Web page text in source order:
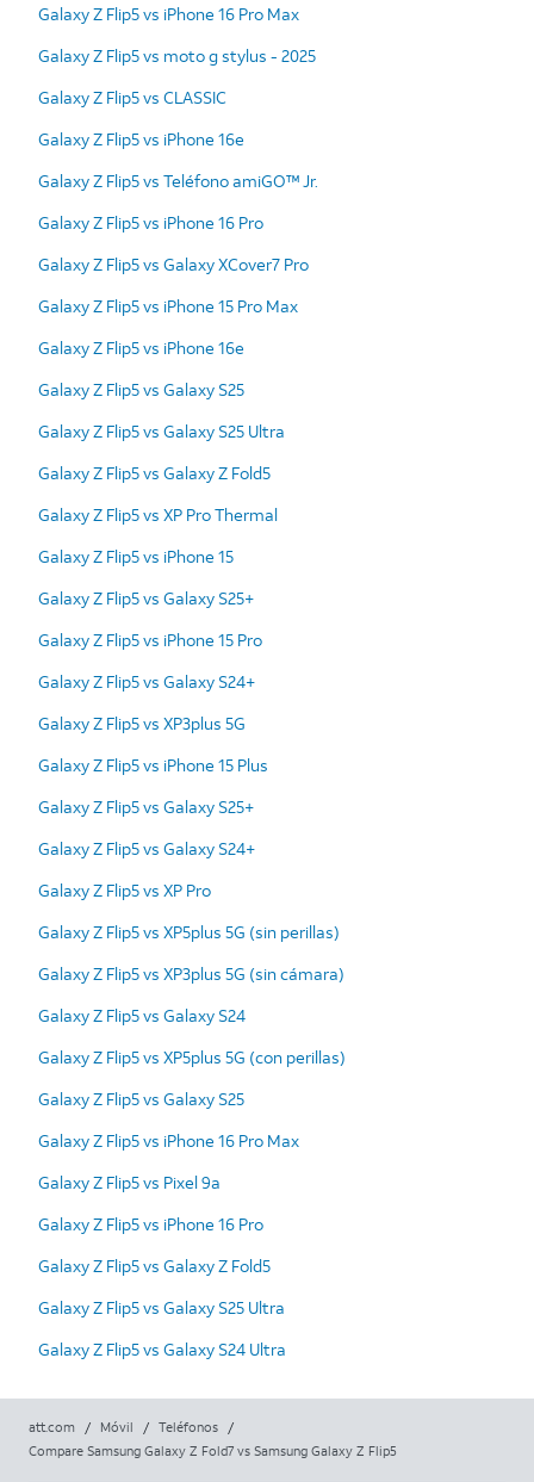
Galaxy Z Flip5 vs iPhone 16 Pro Max
Galaxy Z Flip5 vs moto g stylus - 2025
Galaxy Z Flip5 vs CLASSIC
Galaxy Z Flip5 vs iPhone 16e
Galaxy Z Flip5 vs Teléfono amiGO™ Jr.
Galaxy Z Flip5 vs iPhone 16 Pro
Galaxy Z Flip5 vs Galaxy XCover7 Pro
Galaxy Z Flip5 vs iPhone 15 Pro Max
Galaxy Z Flip5 vs iPhone 16e
Galaxy Z Flip5 vs Galaxy S25
Galaxy Z Flip5 vs Galaxy S25 Ultra
Galaxy Z Flip5 vs Galaxy Z Fold5
Galaxy Z Flip5 vs XP Pro Thermal
Galaxy Z Flip5 vs iPhone 15
Galaxy Z Flip5 vs Galaxy S25+
Galaxy Z Flip5 vs iPhone 15 Pro
Galaxy Z Flip5 vs Galaxy S24+
Galaxy Z Flip5 vs XP3plus 5G
Galaxy Z Flip5 vs iPhone 15 Plus
Galaxy Z Flip5 vs Galaxy S25+
Galaxy Z Flip5 vs Galaxy S24+
Galaxy Z Flip5 vs XP Pro
Galaxy Z Flip5 vs XP5plus 5G (sin perillas)
Galaxy Z Flip5 vs XP3plus 5G (sin cámara)
Galaxy Z Flip5 vs Galaxy S24
Galaxy Z Flip5 vs XP5plus 5G (con perillas)
Galaxy Z Flip5 vs Galaxy S25
Galaxy Z Flip5 vs iPhone 16 Pro Max
Galaxy Z Flip5 vs Pixel 9a
Galaxy Z Flip5 vs iPhone 16 Pro
Galaxy Z Flip5 vs Galaxy Z Fold5
Galaxy Z Flip5 vs Galaxy S25 Ultra
Galaxy Z Flip5 vs Galaxy S24 Ultra
att.com / Móvil / Teléfonos
/
Compare Samsung Galaxy Z Fold7 vs Samsung Galaxy Z Flip5